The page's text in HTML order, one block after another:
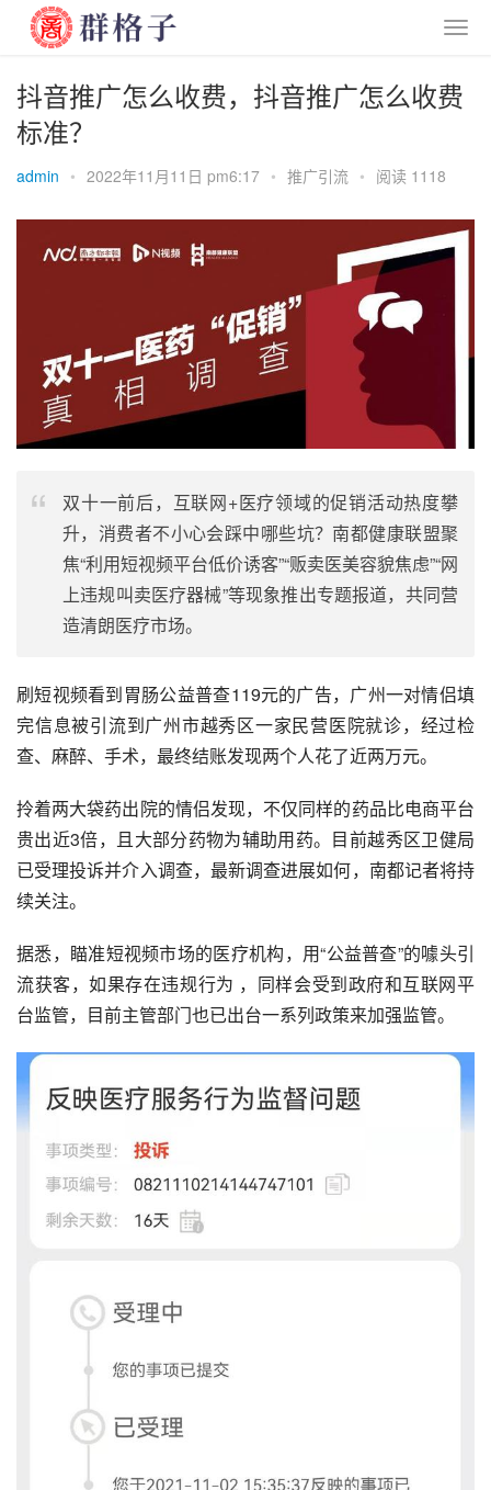
抖音推广怎么收费，抖音推广怎么收费
标准？
admin • 2022年11月11日 pm6:17 • 推广引流 • 阅读 1118
双十一前后， 互联网+医疗领域的促销活动热度攀
升，消费者不小心会踩中哪些坑？南都健康联盟聚
焦“利用短视频平台低价诱客”“贩卖医美容貌焦虑”“网
上违规叫卖医疗器械”等现象推出专题报道，共同营
造清朗医疗市场。
刷短视频看到胃肠公益普查119元的广告，广州一对情侣填
完信息被引流到广州市越秀区一家民营医院就诊，经过检
查、麻醉、手术，最终结账发现两个人花了近两万元。
拎着两大袋药出院的情侣发现，不仅同样的药品比电商平台
贵出近3倍，且大部分药物为辅助用药。目前越秀区卫健局
已受理投诉并介入调查，最新调查进展如何，南都记者将持
续关注。
据悉，瞄准短视频市场的医疗机构，用“公益普查”的噱头引
流获客，如果存在违规行为 ，同样会受到政府和互联网平
台监管，目前主管部门也已出台一系列政策来加强监管。